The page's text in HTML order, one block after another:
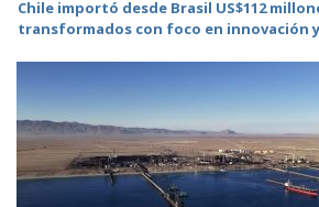
Chile importó desde Brasil US$112
transformados con foco en innovación